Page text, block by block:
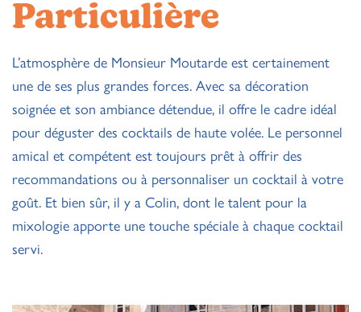
Particulière
L’atmosphère de Monsieur Moutarde est certainement
une de ses plus grandes forces. Avec sa décoration
soignée et son ambiance détendue, il offre le cadre idéal
pour déguster des cocktails de haute volée. Le personnel
amical et compétent est toujours prêt à offrir des
recommandations ou à personnaliser un cocktail à votre
goût. Et bien sûr, il y a Colin, dont le talent pour la
mixologie apporte une touche spéciale à chaque cocktail
servi.